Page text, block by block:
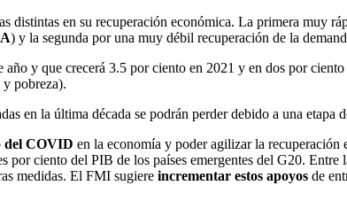
distintas en su recuperación económica. La primera muy
) y la segunda por una muy débil recuperación de la
año y que crecerá 3.5 por ciento en 2021 y en dos por
pobreza).
en la última década se podrán perder debido a una etapa
del COVID en la economía y poder agilizar la recuperación
ciento del PIB de los países emergentes del G20. Entre
medidas. El FMI sugiere incrementar estos apoyos de